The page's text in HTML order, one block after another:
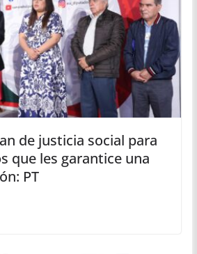
de justicia social para
que les garantice una
PT